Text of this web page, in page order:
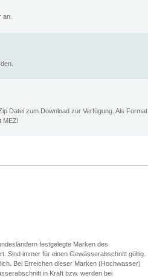
an.
Datei zum Download zur Verfügung. Als Format
MEZ!
festgelegte Marken des
Sind immer für einen Gewässerabschnitt gültig.
Bei Erreichen dieser Marken (Hochwasser)
in Kraft bzw. werden bei